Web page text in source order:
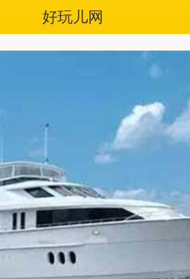
好玩儿网